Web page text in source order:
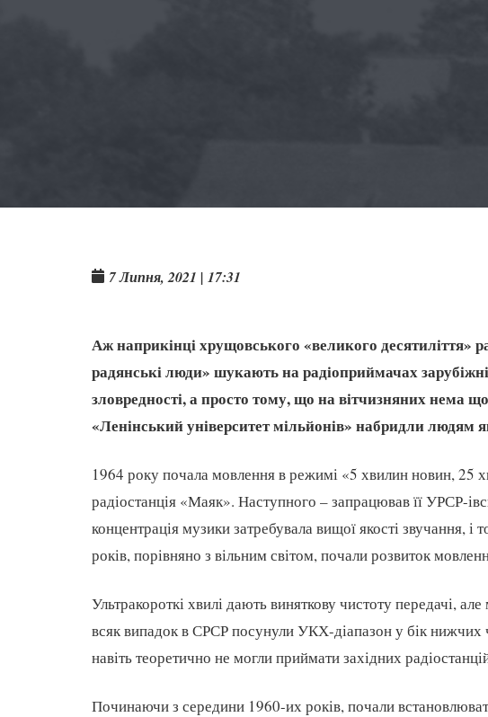
7 Липня, 2021 | 17:31
Аж наприкінці хрущовського «великого десятиліття»
радянські люди» шукають на радіоприймачах зарубіжні
зловредності, а просто тому, що на вітчизняних нема
«Ленінський університет мільйонів» набридли людям
1964 року почала мовлення в режимі «5 хвилин новин, 25
радіостанція «Маяк». Наступного – запрацював її УРСР-
концентрація музики затребувала вищої якості звучання, і
років, порівняно з вільним світом, почали розвиток
Ультракороткі хвилі дають виняткову чистоту передачі,
всяк випадок в СРСР посунули УКХ-діапазон у бік
навіть теоретично не могли приймати західних
Починаючи з середини 1960-их років, почали